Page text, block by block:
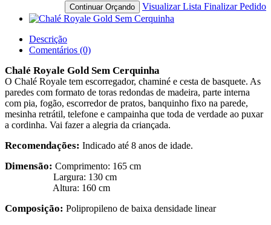
Continuar Orçando Visualizar Lista Finalizar Pedido
Descrição
Comentários (0)
Chalé Royale Gold Sem Cerquinha
O Chalé Royale tem escorregador, chaminé e cesta de basquete. As
paredes com formato de toras redondas de madeira, parte interna
com pia, fogão, escorredor de pratos, banquinho fixo na parede,
mesinha retrátil, telefone e campainha que toda de verdade ao puxar
a cordinha. Vai fazer a alegria da criançada.
Recomendações: Indicado até 8 anos de idade.
Dimensão: Comprimento: 165 cm
Largura: 130 cm
Altura: 160 cm
Composição: Polipropileno de baixa densidade linear